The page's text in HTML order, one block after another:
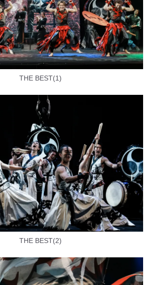
THE BEST(1)
THE BEST(2)